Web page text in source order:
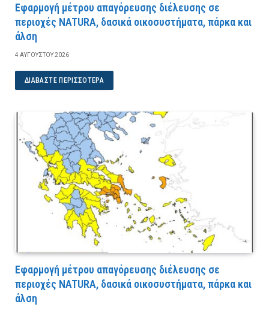
Εφαρμογή μέτρου απαγόρευσης διέλευσης σε
περιοχές NATURA, δασικά οικοσυστήματα, πάρκα και
άλση
4 ΑΥΓΟΎΣΤΟΥ 2026
ΔΙΑΒΆΣΤΕ ΠΕΡΙΣΣΌΤΕΡΑ
Εφαρμογή μέτρου απαγόρευσης διέλευσης σε
περιοχές NATURA, δασικά οικοσυστήματα, πάρκα και
άλση